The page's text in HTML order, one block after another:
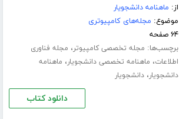
از: ماهنامه دانشجویار
موضوع: مجله‌های کامپیوتری
۶۴ صفحه
برچسب‌ها: مجله تخصصی کامپیوتر، مجله فناوری
اطلاعات، ماهنامه تخصصی دانشجویار، ماهنامه
دانشجویار،دانشجویار
دانلود کتاب